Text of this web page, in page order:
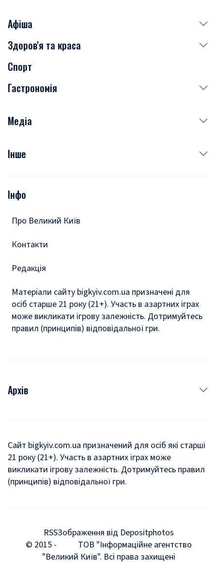
Афіша
Сьогодні
Завтра
Субота
Здоров'я та краса
Медицина
Краса
Спорт
Гастрономія
Рецепти
Медіа
Фото
Подкасти
Інше
Тести
Інфо
Про Великий Київ
Контакти
Редакція
Матеріали сайту bigkyiv.com.ua призначені для
осіб старше 21 року (21+). Участь в азартних іграх
може викликати ігрову залежність. Дотримуйтесь
правил (принципів) відповідальної гри.
Архів
Комуналка
Хроніки війни
Мегаполіс
Київщина
Сайт bigkyiv.com.ua призначений для осіб які старші
21 року (21+). Участь в азартних іграх може
викликати ігрову залежність. Дотримуйтесь правил
(принципів) відповідальної гри.
RSSЗображення від Depositphotos
© 2015 -
ТОВ "Інформаційне агентство
"Великий Київ". Всі права захищені